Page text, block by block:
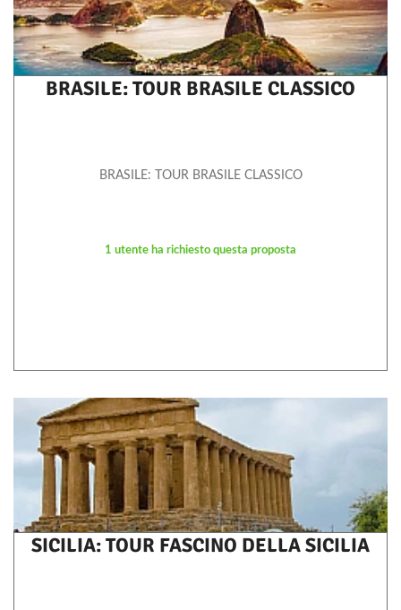
BRASILE: TOUR BRASILE CLASSICO
BRASILE: TOUR BRASILE CLASSICO
1 utente ha richiesto questa proposta
SICILIA: TOUR FASCINO DELLA SICILIA